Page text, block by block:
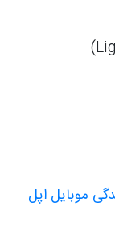
موبایل اپل